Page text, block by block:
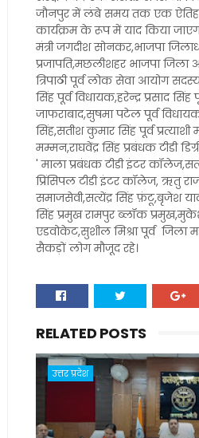
जौनपुर में लंबे समय तक एक
कार्यक्रम के रूप में याद किया
मंत्री जगदीश सोनकर,भाजपा
प्रजापति,मछलीशहर भाजपा जिला
त्रिपाठी पूर्व लोक सेवा आयोग
सिंह पूर्व विधायक,हरेन्द्र प्रसाद सिंह
जाफराबाद,सुषमा पटेल पूर्व
सिंह,सतीश कुमार सिंह पूर्व
मम्मन,राघवेंद्र सिंह प्रबंधक टीडी
' माला प्रबंधक टीडी इंटर
प्रिंसिपल टीडी इंटर कॉलेज, ऋतु
समाजसेवी,सत्येंद्र सिंह फ़ंटू,बृजेश
सिंह प्रमुख रामपुर ब्लॉक प्रमुख,मुकेश
एडवोकेट,सुशील मिश्रा पूर्व जिला
सैकड़ों लोग मौजूद रहे।
RELATED POSTS
उत्तर प्रदेश